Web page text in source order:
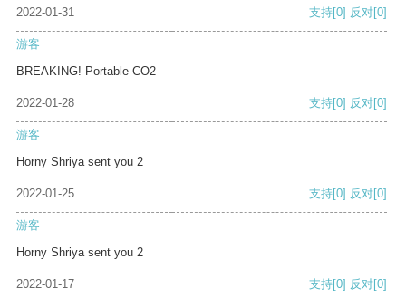
2022-01-31 支持[0] 反对[0]
游客
BREAKING! Portable CO2
2022-01-28 支持[0] 反对[0]
游客
Horny Shriya sent you 2
2022-01-25 支持[0] 反对[0]
游客
Horny Shriya sent you 2
2022-01-17 支持[0] 反对[0]